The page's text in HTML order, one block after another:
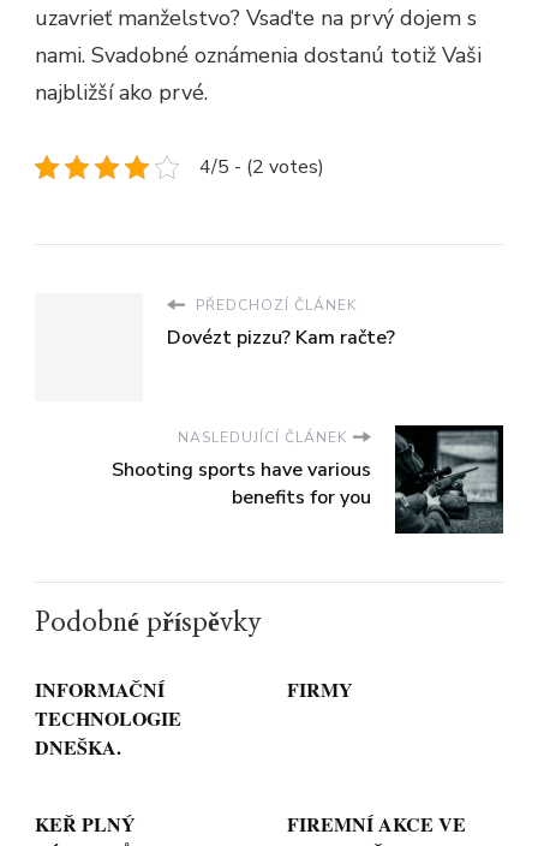
uzavrieť manželstvo? Vsaďte na prvý dojem s
nami. Svadobné oznámenia dostanú totiž Vaši
najbližší ako prvé.
4/5 - (2 votes)
PŘEDCHOZÍ ČLÁNEK
Dovézt pizzu? Kam račte?
NASLEDUJÍCÍ ČLÁNEK
Shooting sports have various
benefits for you
Podobné příspěvky
INFORMAČNÍ
TECHNOLOGIE
DNEŠKA.
FIRMY
KEŘ PLNÝ
FIREMNÍ AKCE VE